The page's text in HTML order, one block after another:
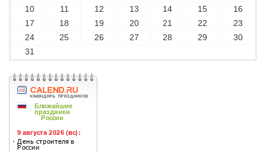
10
11 12 13 14 15
16
17
18 19 20 21 22
23
24
25 26 27 28 29
30
31